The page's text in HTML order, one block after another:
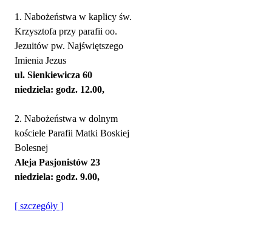
1. Nabożeństwa w kaplicy św.
Krzysztofa przy parafii oo.
Jezuitów pw. Najświętszego
Imienia Jezus
ul. Sienkiewicza 60
niedziela: godz. 12.00,
2. Nabożeństwa w dolnym
kościele Parafii Matki Boskiej
Bolesnej
Aleja Pasjonistów 23
niedziela: godz. 9.00,
[ szczegóły ]